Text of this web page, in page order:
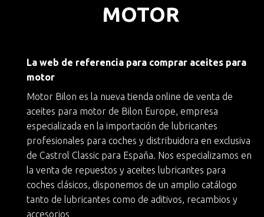
MOTOR
La web de referencia para comprar aceites para
motor
Motor Bilon es la nueva tienda online de venta de
aceites para motor de Bilon Europe, empresa
especializada en la importación de lubricantes
profesionales para coches y distribuidora en exclusiva
de Castrol Classic para España. Nos especializamos en
la venta de repuestos y aceites lubricantes para
coches clásicos, disponemos de un amplio catálogo
tanto de lubricantes como de aditivos, recambios y
accesorios